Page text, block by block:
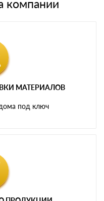
компании
МАТЕРИАЛОВ
под ключ